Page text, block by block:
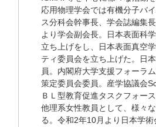
応用物理学会では有機分子バ
ス分科会幹事長、学会誌編集
より学会副会長。日本表面科
立ち上げをし、日本表面真空
ティ委員会を立ち上げた。日
員。内閣府大学支援フォーラ
策定委員会委員。産学協議会
ＢＬ型教育促進タスクフォー
他理系女性教員として、様々
る。令和2年10月より日本学術